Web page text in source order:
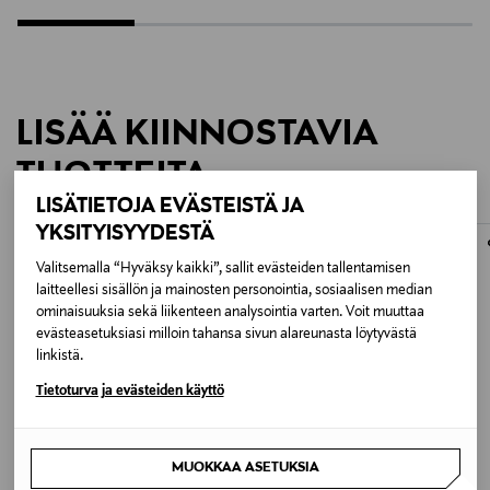
LISÄTIETOJA EVÄSTEISTÄ JA
YKSITYISYYDESTÄ
Valitsemalla “Hyväksy kaikki”, sallit evästeiden tallentamisen
laitteellesi sisällön ja mainosten personointia, sosiaalisen median
ominaisuuksia sekä liikenteen analysointia varten. Voit muuttaa
evästeasetuksiasi milloin tahansa sivun alareunasta löytyvästä
linkistä.
Tietoturva ja evästeiden käyttö
MUOKKAA ASETUKSIA
LISÄÄ KIINNOSTAVIA
TUOTTEITA